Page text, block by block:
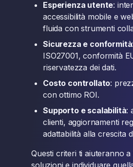
Esperienza utente:
accessibilità mobile e
fluida con strumenti
Sicurezza e conformità
ISO27001, conformità
riservatezza dei dati.
Costo controllato:
con ottimo ROI.
Supporto e scalabilità:
clienti, aggiornamenti
adattabilità alla crescita
Questi criteri ti aiuteranno
soluzioni e individuare